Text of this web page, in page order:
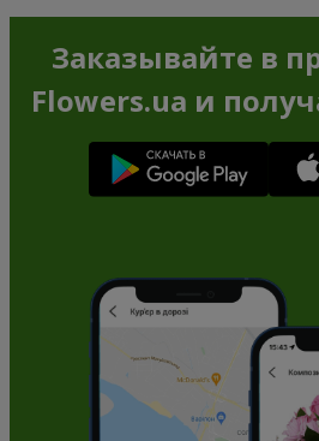
Заказывайте в
Flowers.ua и